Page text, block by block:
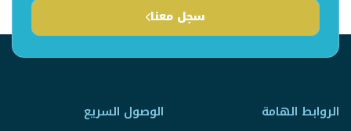
سجل معنا
الروابط الهامة الوصول السريع